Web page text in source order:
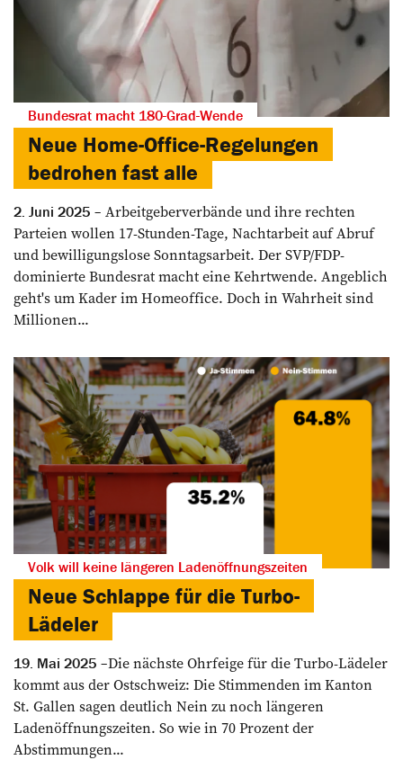
Bundesrat macht 180-Grad-Wende
Neue Home-Office-Regelungen
bedrohen fast alle
2. Juni 2025
Arbeitgeberverbände und ihre rechten
Parteien wollen 17-Stunden-Tage, Nachtarbeit auf Abruf
und bewilligungslose Sonntagsarbeit. Der SVP/FDP-
dominierte Bundesrat macht eine Kehrtwende. Angeblich
geht's um Kader im Homeoffice. Doch in Wahrheit sind
Millionen...
Volk will keine längeren Ladenöffnungszeiten
Neue Schlappe für die Turbo-
Lädeler
19. Mai 2025
Die nächste Ohrfeige für die Turbo-Lädeler
kommt aus der Ostschweiz: Die Stimmenden im Kanton
St. Gallen sagen deutlich Nein zu noch längeren
Ladenöffnungszeiten. So wie in 70 Prozent der
Abstimmungen...